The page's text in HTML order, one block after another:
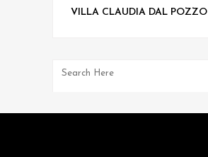
VILLA CLAUDIA DAL POZZO